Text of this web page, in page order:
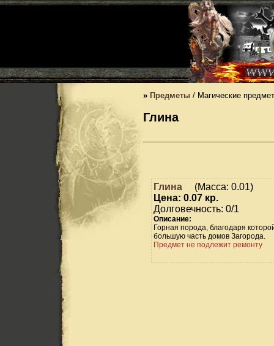
» Предметы / Магические
Глина
Глина
(Масса: 0.01)
Цена: 0.07 кр.
Долговечность: 0/1
Описание:
Горная порода, благодаря
большую часть домов Загорода.
Предмет не подлежит ремонту